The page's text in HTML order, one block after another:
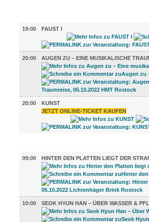
19:00
FAUST I
20:00 AUGEN ZU – EINE MUSIKALISCHE
20:00
KUNST
JETZT ONLINE-TICKET KAUFEN
09:00
HINTER DEN PLATTEN LIEGT DER
10:00 SEOK HYUN HAN – ÜBER WASSER &